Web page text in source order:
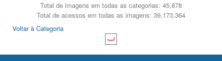
Total de imagens em todas as categorias: 45,878
Total de acessos em todas as imagens: 39,173,364
Voltar à Categoria